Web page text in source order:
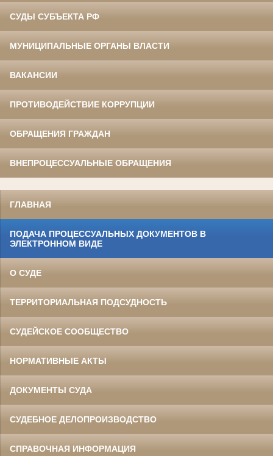
СУДЫ СУБЪЕКТА РФ
МУНИЦИПАЛЬНЫЕ ОРГАНЫ ВЛАСТИ
ВАКАНСИИ
ПРОТИВОДЕЙСТВИЕ КОРРУПЦИИ
ОБРАЩЕНИЯ ГРАЖДАН
ВНЕПРОЦЕССУАЛЬНЫЕ ОБРАЩЕНИЯ
ГЛАВНАЯ
ПОДАЧА ПРОЦЕССУАЛЬНЫХ ДОКУМЕНТОВ В
ЭЛЕКТРОННОМ ВИДЕ
О СУДЕ
ТЕРРИТОРИАЛЬНАЯ ПОДСУДНОСТЬ
СУДЕЙСКОЕ СООБЩЕСТВО
НОРМАТИВНЫЕ АКТЫ
ДОКУМЕНТЫ СУДА
СУДЕБНОЕ ДЕЛОПРОИЗВОДСТВО
СПРАВОЧНАЯ ИНФОРМАЦИЯ